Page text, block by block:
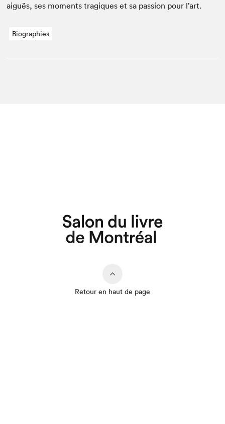
aiguës, ses moments trag­iques et sa pas­sion pour l’art.
Biographies
Retour en haut de page